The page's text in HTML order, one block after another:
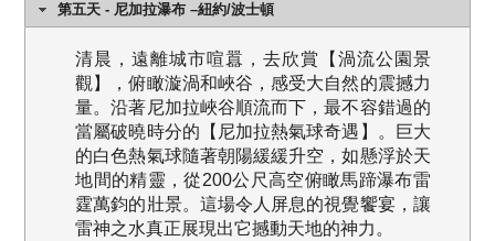
第五天 - 尼加拉瀑布 –紐約/波士頓
清晨，遠離城市喧囂，去欣賞【渦流公園景
觀】，俯瞰漩渦和峽谷，感受大自然的震撼力
量。沿著尼加拉峽谷順流而下，最不容錯過的
當屬破曉時分的【尼加拉熱氣球奇遇】。巨大
的白色熱氣球隨著朝陽緩緩升空，如懸浮於天
地間的精靈，從200公尺高空俯瞰馬蹄瀑布雷
霆萬鈞的壯景。這場令人屏息的視覺饗宴，讓
雷神之水真正展現出它撼動天地的神力。